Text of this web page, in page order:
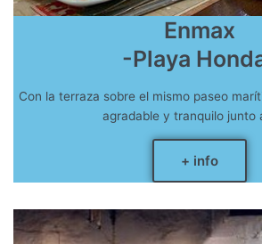
Enmax
-Playa
Con la terraza sobre el mismo paseo
agradable y tranquilo junto
+ info